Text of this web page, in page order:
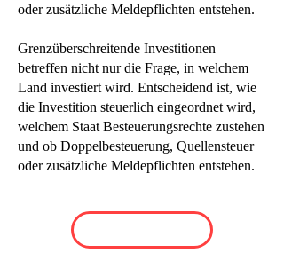
oder zusätzliche Meldepflichten entstehen.
Grenzüberschreitende Investitionen
betreffen nicht nur die Frage, in welchem
Land investiert wird. Entscheidend ist, wie
die Investition steuerlich eingeordnet wird,
welchem Staat Besteuerungsrechte zustehen
und ob Doppelbesteuerung, Quellensteuer
oder zusätzliche Meldepflichten entstehen.